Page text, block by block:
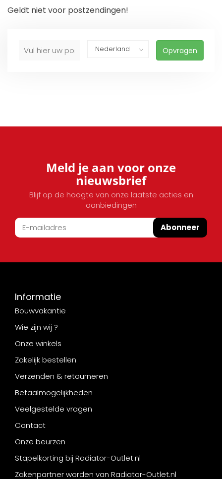
Geldt niet voor postzendingen!
Opvragen
Meld je aan voor onze
nieuwsbrief
Blijf op de hoogte van onze laatste acties en
aanbiedingen
Abonneer
Informatie
Bouwvakantie
Wie zijn wij ?
Onze winkels
Zakelijk bestellen
Verzenden & retourneren
Betaalmogelijkheden
Veelgestelde vragen
Contact
Onze beurzen
Stapelkorting bij Radiator-Outlet.nl
Zakenpartner worden van Radiator-Outlet.nl